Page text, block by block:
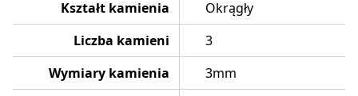
Kształt kamienia
Okrągły
Liczba kamieni
3
Wymiary kamienia
3mm